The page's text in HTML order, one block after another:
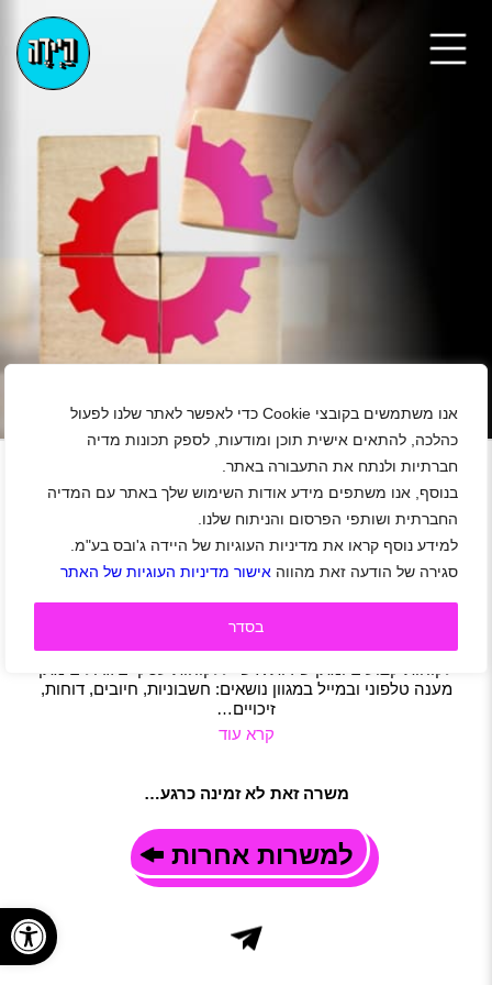
אנו משתמשים בקובצי Cookie כדי לאפשר לאתר שלנו לפעול
כהלכה, להתאים אישית תוכן ומודעות, לספק תכונות מדיה
חברתיות ולנתח את התעבורה באתר.
בנוסף, אנו משתפים מידע אודות השימוש שלך באתר עם המדיה
החברתית ושותפי הפרסום והניתוח שלנו.
למידע נוסף קראו את מדיניות העוגיות של היידה ג'ובס בע"מ.
סגירה של הודעה זאת מהווה אישור מדיניות העוגיות של האתר
בסדר
+
להוט דרושים/ות מנהלי/ות שירות אישי
יקום|עבודה מהבית|היברידי |חיילים משוחררים|שירות לקוחות
|משרות חמות|משרות שוות|ניהול |משרה מלאה
מחפשים/ות תפקיד משמעותי עם אחריות ותקשורת מול לקוחות
גדולים? אנחנו ב-HOT מחפשים מנהלי/ות שירות אישי למענה
מקיף וכולל ללקוחות אסטרטגיים מה תעשו בתפקיד ניהול תיקי
מענה טלפוני ובמייל במגוון נושאים: חשבוניות, חיובים, דוחות,
זיכויים…
קרא עוד
משרה זאת לא זמינה כרגע…
למשרות אחרות